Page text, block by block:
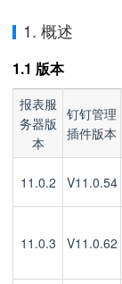
1. 概述
1.1 版本
报表服
务器版
本
钉钉管理
插件版本
11.0.2 V11.0.54
11.0.3 V11.0.62